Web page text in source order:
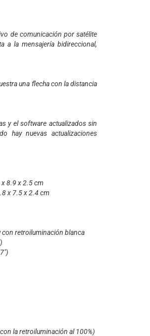
de comunicación por satélite
a la mensajería bidireccional,
una flecha con la distancia
y el software actualizados sin
hay nuevas actualizaciones
x 8.9 x 2.5 cm
x 7.5 x 2.4 cm
con retroiluminación blanca
la retroiluminación al 100%)